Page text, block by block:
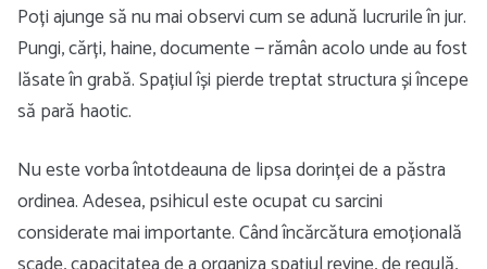
Poți ajunge să nu mai observi cum se adună lucrurile în jur.
Pungi, cărți, haine, documente — rămân acolo unde au fost
lăsate în grabă. Spațiul își pierde treptat structura și începe
să pară haotic.
Nu este vorba întotdeauna de lipsa dorinței de a păstra
ordinea. Adesea, psihicul este ocupat cu sarcini
considerate mai importante. Când încărcătura emoțională